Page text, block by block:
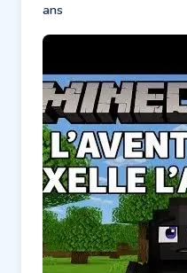
ans